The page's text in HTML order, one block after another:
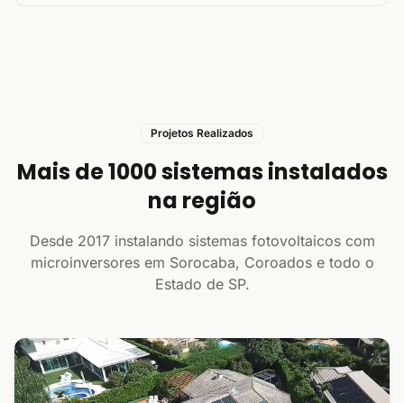
Projetos Realizados
Mais de 1000 sistemas instalados
na região
Desde 2017 instalando sistemas fotovoltaicos com
microinversores em Sorocaba, Coroados e todo o
Estado de SP.